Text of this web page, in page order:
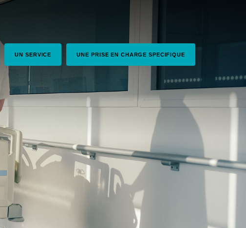
UN SERVICE UNE PRISE EN CHARGE SPECIFIQUE